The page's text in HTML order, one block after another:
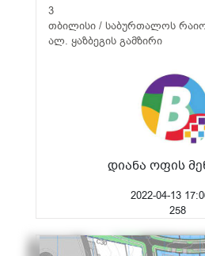
3
თბილისი / საბურთალოს
ალ. ყაზბეგის გამზირი
დიანა ოფის
2022-04-13
258